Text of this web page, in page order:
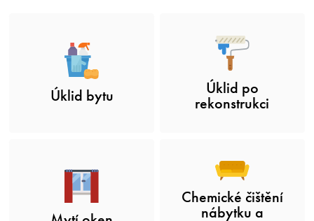
Úklid bytu
Úklid po
rekonstrukci
Chemické čištění
nábytku a